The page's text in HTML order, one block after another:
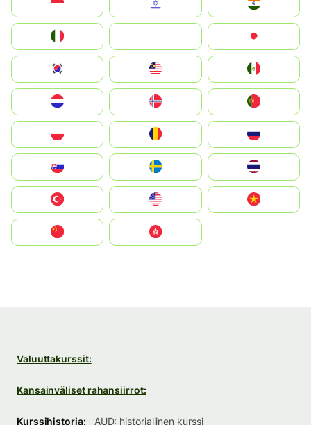
South Korea
United States
中國香港特別行政區
Valuuttakurssit:
Kansainväliset rahansiirrot:
Kurssihistoria:
AUD: historiallinen kurssi